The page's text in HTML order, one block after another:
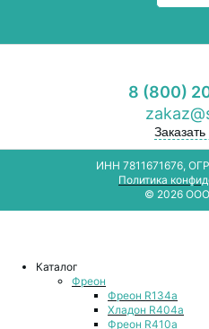
8 (800)
Заказать
ИНН 7811671676,
Политика
© 2026
Каталог
Фреон
Фреон R134a
Хладон R404a
Фреон R410a